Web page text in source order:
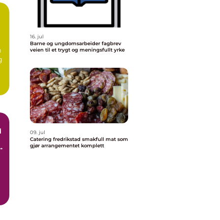
16. jul
Barne og ungdomsarbeider fagbrev
veien til et trygt og meningsfullt yrke
09. jul
Catering fredrikstad smakfull mat som
gjør arrangementet komplett